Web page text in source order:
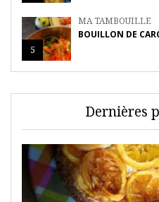
5
MA TAMBOUILLE
BOUILLON DE
Dernières